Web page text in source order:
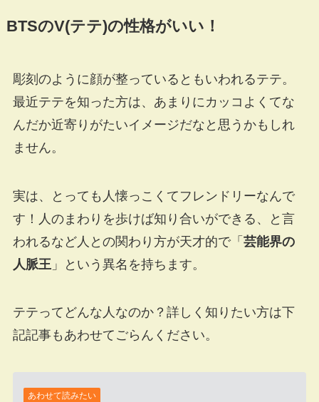
BTSのV(テテ)の性格がいい！
彫刻のように顔が整っているともいわれるテテ。
最近テテを知った方は、あまりにカッコよくてな
んだか近寄りがたいイメージだなと思うかもしれ
ません。
実は、とっても人懐っこくてフレンドリーなんで
す！人のまわりを歩けば知り合いができる、と言
われるなど人との関わり方が天才的で「 芸能界の
人脈王 」という異名を持ちます。
テテってどんな人なのか？詳しく知りたい方は下
記記事もあわせてごらんください。
あわせて読みたい